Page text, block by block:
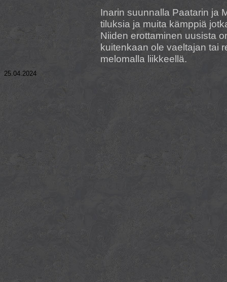
Inarin suunnalla Paatarin ja
tiluksia ja muita kämppiä
Niiden erottaminen uusista
kuitenkaan ole vaeltajan tai
melomalla liikkeellä.
25.04.2024